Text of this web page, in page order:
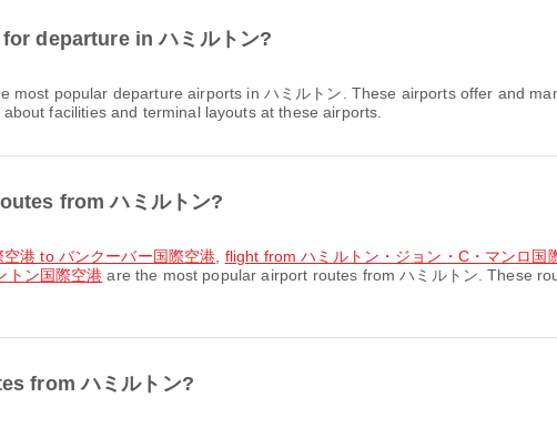
departure in ハミルトン?
most popular departure airports in ハミルトン. These airports offer and
facilities and terminal layouts at these airports.
from ハミルトン?
港 to バンクーバー国際空港 flight from ハミルトン・ジョン・C・マンロ国
トン国際空港 are the most popular airport routes from ハミルトン. These
from ハミルトン?